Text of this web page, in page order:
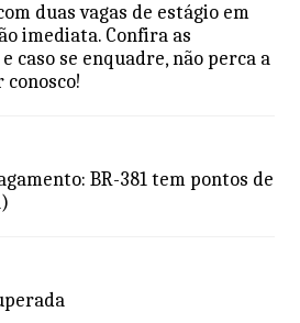
duas vagas de estágio em
imediata. Confira as
caso se enquadre, não perca a
BR-381 tem pontos de